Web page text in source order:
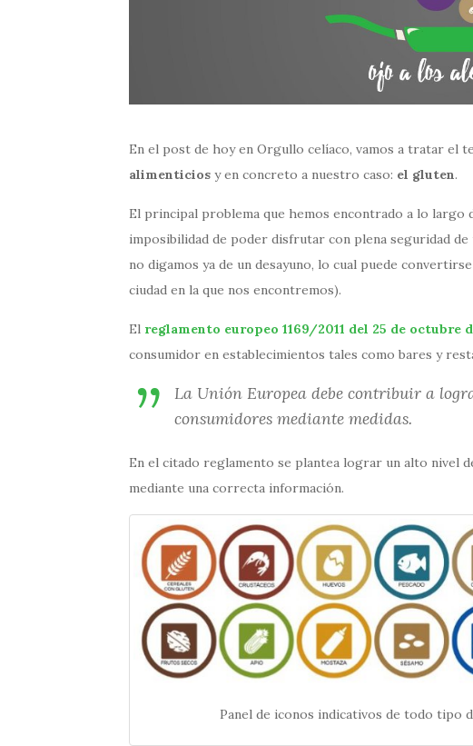
En el post de hoy en Orgullo celíaco, vamos a tratar el
alimenticios y en concreto a nuestro caso: el gluten.
El principal problema que hemos encontrado a lo largo
imposibilidad de poder disfrutar con plena seguridad de
no digamos ya de un desayuno, lo cual puede
ciudad en la que nos encontremos).
El reglamento europeo 1169/2011 del 25 de octubre
consumidor en establecimientos tales como bares y
La Unión Europea debe contribuir a
consumidores mediante medidas.
En el citado reglamento se plantea lograr un alto nivel
mediante una correcta información.
Panel de iconos indicativos de todo tipo